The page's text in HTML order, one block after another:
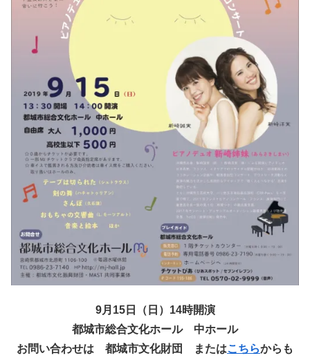
9月15日（日）14時開演
都城市総合文化ホール 中ホール
お問い合わせは 都城市文化財団 またはこちらからも